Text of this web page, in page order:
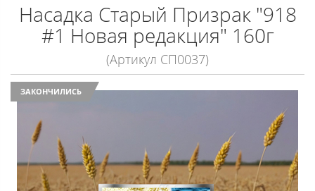
Насадка Старый Призрак "918
#1 Новая редакция" 160г
(Артикул СП0037)
ЗАКОНЧИЛИСЬ